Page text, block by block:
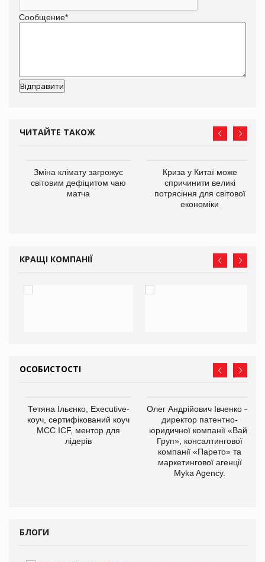
Сообщение*
ЧИТАЙТЕ ТАКОЖ
Зміна клімату загрожує
світовим дефіцитом чаю
матча
Криза у Китаї може
спричинити великі
потрясіння для світової
економіки
КРАЩІ КОМПАНІЇ
ОСОБИСТОСТІ
Тетяна Ільєнко, Executive-
коуч, сертифікований коуч
МСС ICF, ментор для
лідерів
Олег Андрійович Івченко —
директор патентно-
юридичної компанії «Вайз
Груп», консалтингової
компанії «Парето» та
маркетингової агенції
Myka Agency.
БЛОГИ